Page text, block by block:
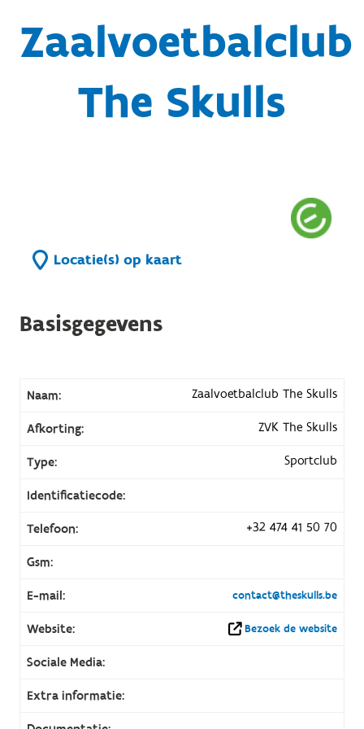
Zaalvoetbalclub
The Skulls
Locatie(s) op kaart
Basisgegevens
Naam: Zaalvoetbalclub The Skulls
Afkorting: ZVK The Skulls
Type: Sportclub
Identificatiecode:
Telefoon: +32 474 41 50 70
Gsm:
E-mail: contact@theskulls.be
Website: Bezoek de website
Sociale Media:
Extra informatie: